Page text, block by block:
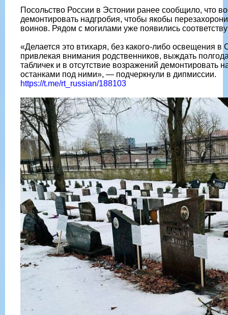
Посольство России в Эстонии ранее сообщило, что
демонтировать надгробия, чтобы якобы
воинов. Рядом с могилами уже появились
«Делается это втихаря, без какого-либо освещения
привлекая внимания родственников, выждать
табличек и в отсутствие возражений демонтировать
останками под ними», — подчеркнули в дипмиссии.
https://t.me/rt_russian/188103